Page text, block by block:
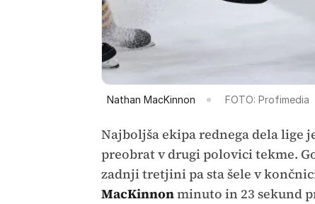
Nathan MacKinnon FOTO: Profimedia
Najboljša ekipa rednega dela lige
preobrat v drugi polovici tekme.
zadnji tretjini pa sta šele v
MacKinnonminuto in 23 sekund